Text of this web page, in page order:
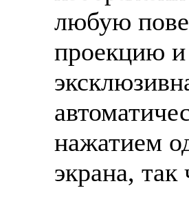
любую
проекцию
нажатием
экрана, так